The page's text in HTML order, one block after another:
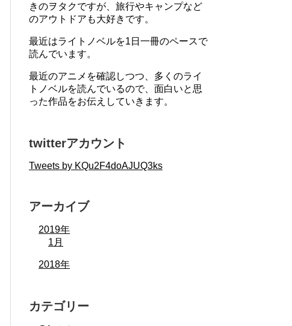
きのヲタクですが、旅行やキャンプなど
のアウトドアも大好きです。
最近はライトノベルを1日一冊のペースで
読んでいます。
最近のアニメを確認しつつ、多くのライ
トノベルを読んでいるので、面白いと思
った作品をお伝えしていきます。
twitterアカウント
Tweets by KQu2F4doAJUQ3ks
アーカイブ
2019年
1月
2018年
カテゴリー